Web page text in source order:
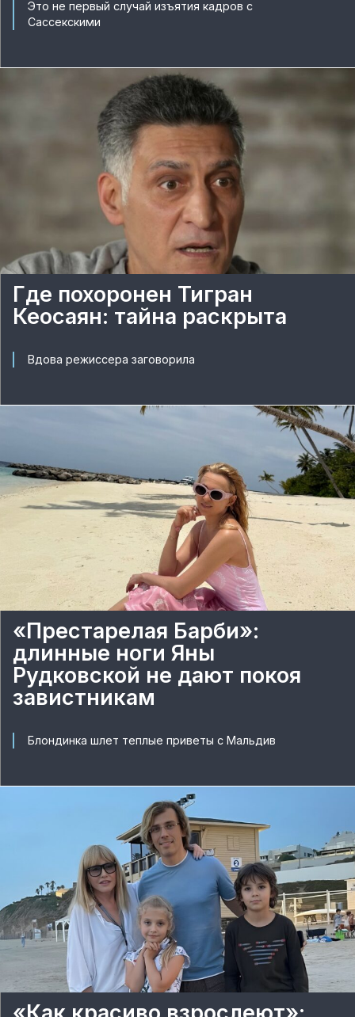
Это не первый случай изъятия кадров с
Сассекскими
Где похоронен Тигран
Кеосаян: тайна раскрыта
Вдова режиссера заговорила
«Престарелая Барби»:
длинные ноги Яны
Рудковской не дают покоя
завистникам
Блондинка шлет теплые приветы с Мальдив